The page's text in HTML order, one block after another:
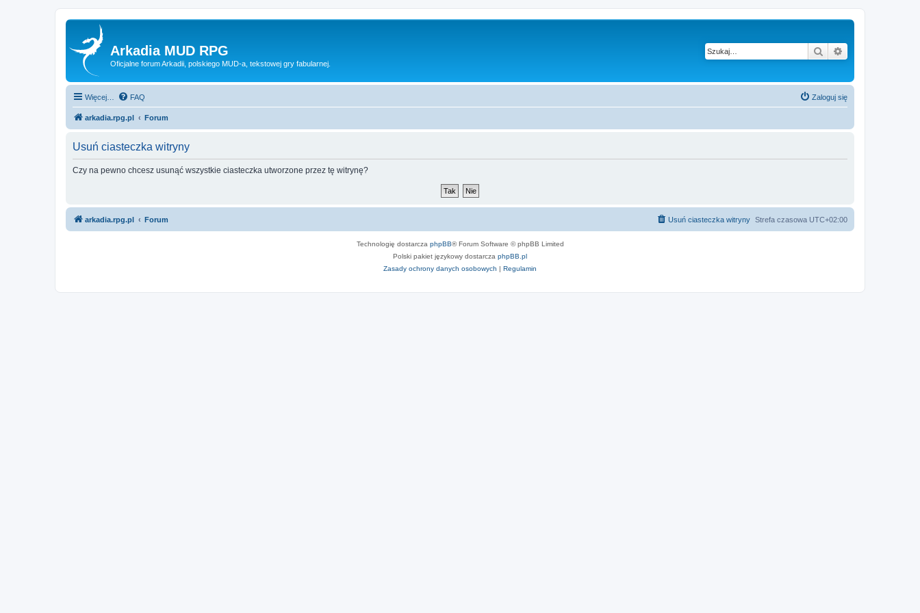
Arkadia MUD RPG
Oficjalne forum Arkadii, polskiego MUD-a, tekstowej gry fabularnej.
Szukaj
Więcej… FAQ Zaloguj się
arkadia.rpg.pl Forum
Usuń ciasteczka witryny
Czy na pewno chcesz usunąć wszystkie ciasteczka utworzone przez tę witrynę?
arkadia.rpg.pl Forum Strefa czasowa UTC+02:00
Usuń ciasteczka witryny
Technologię dostarcza phpBB® Forum Software © phpBB Limited
Polski pakiet językowy dostarcza phpBB.pl
Zasady ochrony danych osobowych | Regulamin